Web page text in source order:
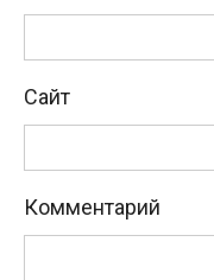
Сайт
Комментарий